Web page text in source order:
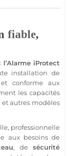
fiable,
l’Alarme iProtect
installation de
conforme aux
les capacités
et autres modèles
professionnelle
aux besoins de
, desécurité